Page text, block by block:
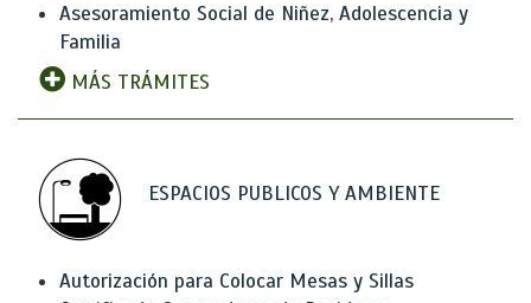
Asesoramiento Social de Niñez, Adolescencia y
Familia
MÁS TRÁMITES
ESPACIOS PUBLICOS Y AMBIENTE
Autorización para Colocar Mesas y Sillas